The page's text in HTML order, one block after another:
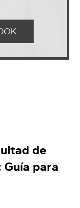
de
Guía para